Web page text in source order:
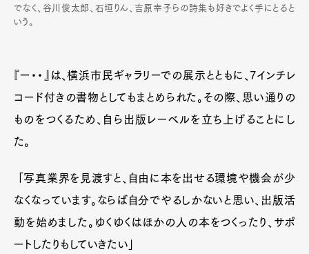
でなく、谷川俊太郎、石垣りん、吉原幸子らの詩集も好きでよく手にとると
いう。
『ー・・』は、横浜市民ギャラリーでの展示とともに、7インチレ
コード付きの書物としてもまとめられた。その際、思い通りの
ものをつくるため、自ら出版レーベルを立ち上げることにし
た。
「写真業界を見渡すと、自由に本を出せる環境や機会が少
なくなっています。ならば自分でやるしかないと思い、出版活
動を始めました。ゆくゆくはほかの人の本をつくったり、サポ
ートしたりもしていきたい」